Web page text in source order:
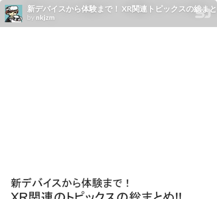
新デバイスから体験まで！ XR関連トピックスの総ま
by nkjzm